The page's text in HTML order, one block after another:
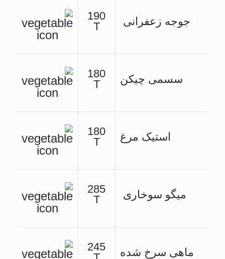
جوجه زعفرانی
190
T
سسمی چیکن
180
T
استیک مرغ
180
T
میگو سوخاری
285
T
ماهی سرخ شده
245